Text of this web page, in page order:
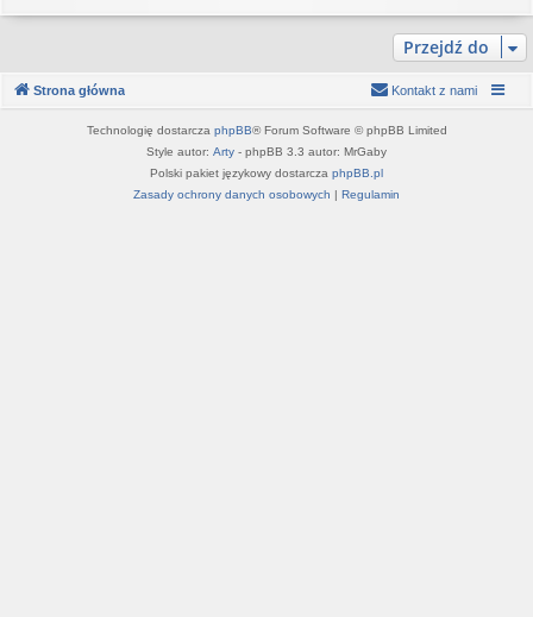
Przejdź do
Strona główna Kontakt z nami
Technologię dostarcza phpBB® Forum Software © phpBB Limited
Style autor: Arty - phpBB 3.3 autor: MrGaby
Polski pakiet językowy dostarcza phpBB.pl
Zasady ochrony danych osobowych | Regulamin